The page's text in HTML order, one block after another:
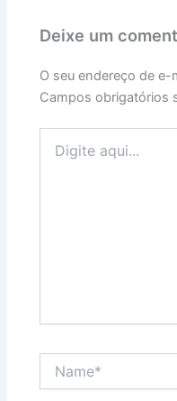
Deixe um
O seu endereço de e-
Campos obrigatórios
aqui...